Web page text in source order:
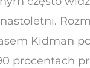
Kidman
procentach